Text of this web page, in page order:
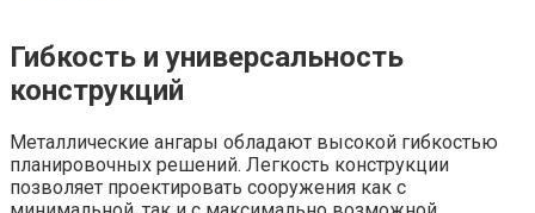
Гибкость и универсальность
конструкций
Металлические ангары обладают высокой гибкостью
планировочных решений. Легкость конструкции
позволяет проектировать сооружения как с